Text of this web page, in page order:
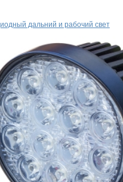
дальний и рабочий свет